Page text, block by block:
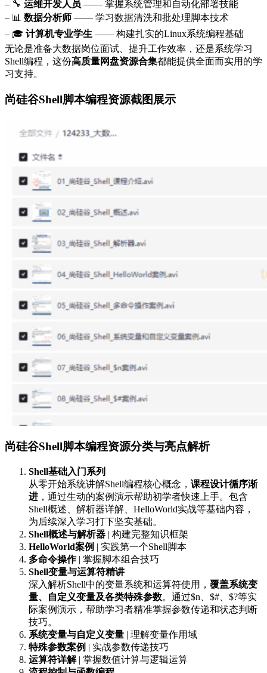
– 🔧 运维开发人员 —— 掌握系统管理和自动化部署技能
– 📊 数据分析师 —— 学习数据清洗和批处理脚本技术
– 🎓 计算机专业学生 —— 构建扎实的Linux系统编程基础
无论是准备大数据岗位面试、提升工作效率，还是系统学习
Shell编程，这份高质量网盘资源合集都能提供全面而实用的学
习支持。
尚硅谷Shell脚本编程资源截图展示
尚硅谷Shell脚本编程资源分类与亮点解析
Shell基础入门系列
从零开始系统讲解Shell编程核心概念， 课程设计循序渐
进 ，通过生动的案例演示帮助初学者快速上手。包含
Shell概述、解析器详解、HelloWorld实战等基础内容，
为后续深入学习打下坚实基础。
Shell概述与解析器 | 构建完整知识框架
HelloWorld案例 | 实践第一个Shell脚本
多命令操作| 掌握脚本组合技巧
Shell变量与运算符精讲
深入解析Shell中的变量系统和运算符使用， 覆盖系统变
量、自定义变量及各类特殊参数。通过$n、$#、$?等实
际案例演示，帮助学习者精准掌握参数传递和状态判断
技巧。
系统变量与自定义变量 | 理解变量作用域
特殊参数案例 | 实战参数传递技巧
运算符详解| 掌握数值计算与逻辑运算